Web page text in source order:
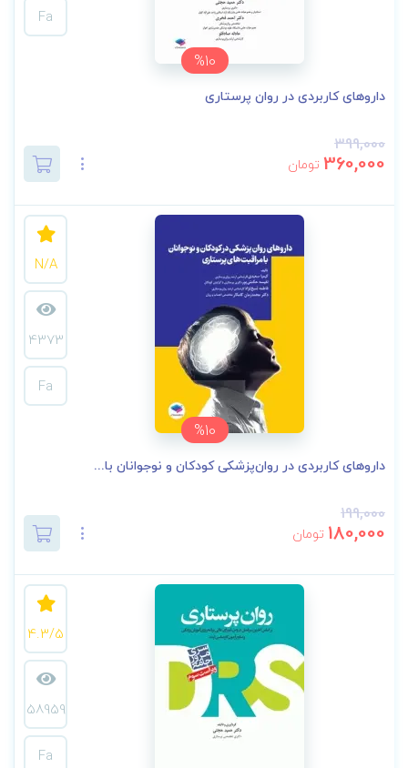
%10
Fa
داروهای کاربردی در روان پرستاری
399,000
360,000 تومان
%10
N/A
4373
Fa
داروهای کاربردی در روان‌پزشکی کودکان و نوجوانان با...
199,000
180,000 تومان
4.3/5
58959
Fa